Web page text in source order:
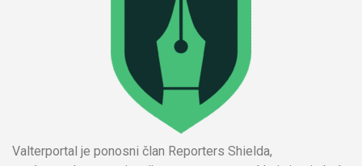
Valterportal je ponosni član Reporters Shielda,